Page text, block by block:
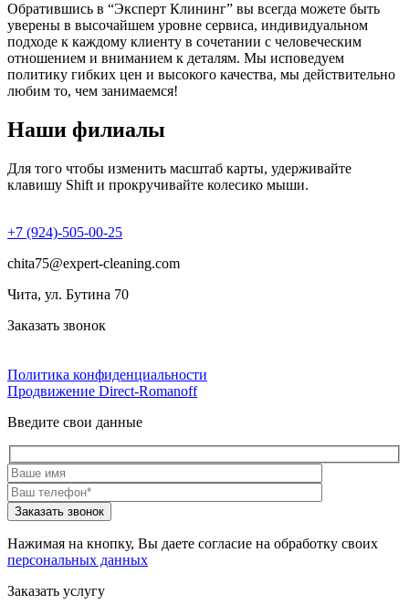
Обратившись в “Эксперт Клининг” вы всегда можете быть
уверены в высочайшем уровне сервиса, индивидуальном
подходе к каждому клиенту в сочетании с человеческим
отношением и вниманием к деталям. Мы исповедуем
политику гибких цен и высокого качества, мы действительно
любим то, чем занимаемся!
Наши филиалы
Для того чтобы изменить масштаб карты, удерживайте
клавишу Shift и прокручивайте колесико мыши.
+7 (924)-505-00-25
chita75@expert-cleaning.com
Чита, ул. Бутина 70
Заказать звонок
Политика конфиденциальности
Продвижение Direct‑Romanoff
Введите свои данные
Нажимая на кнопку, Вы даете согласие на обработку своих
персональных данных
Заказать услугу